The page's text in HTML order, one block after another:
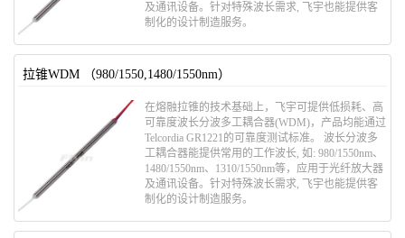
及通讯设备。针对特殊波长需求, 飞宇也能提供客
制化的设计制造服务。
拉锥WDM （980/1550,1480/1550nm）
在熔融拉锥的技术基础上，飞宇可提供低损耗、高
可靠度波长分波多工耦合器(WDM)，产品均能通过
Telcordia GR1221的可靠度测试标准。 波长分波多
工耦合器能提供常用的工作波长, 如: 980/1550nm、
1480/1550nm、1310/1550nm等，应用于光纤放大器
及通讯设备。针对特殊波长需求, 飞宇也能提供客
制化的设计制造服务。